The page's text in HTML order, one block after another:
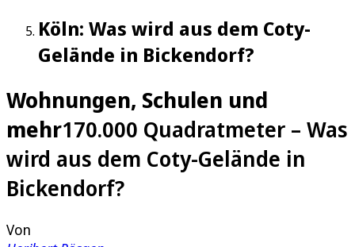
Köln: Was wird aus dem Coty-
Gelände in Bickendorf?
Wohnungen, Schulen und
mehr170.000 Quadratmeter – Was
wird aus dem Coty-Gelände in
Bickendorf?
Von